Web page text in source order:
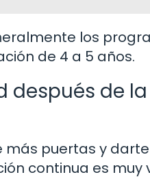
los
de 4 a 5 años.
después de la
puertas y
continua es muy